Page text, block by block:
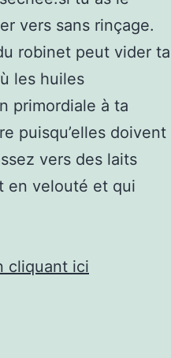
vers sans rinçage.
robinet peut vider ta
les huiles
primordiale à ta
puisqu’elles doivent
vers des laits
en velouté et qui
cliquant ici